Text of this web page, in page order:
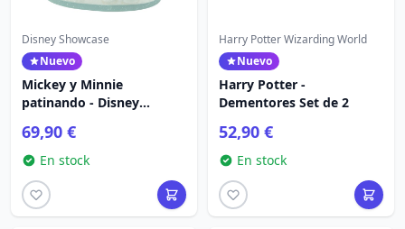
Disney Showcase
Nuevo
Mickey y Minnie
patinando - Disney
69,90 €
En stock
Harry Potter Wizarding World
Nuevo
Harry Potter -
Dementores Set de 2
52,90 €
En stock